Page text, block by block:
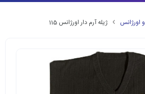
اورژانس ژیله آرم دار اورژانس 115